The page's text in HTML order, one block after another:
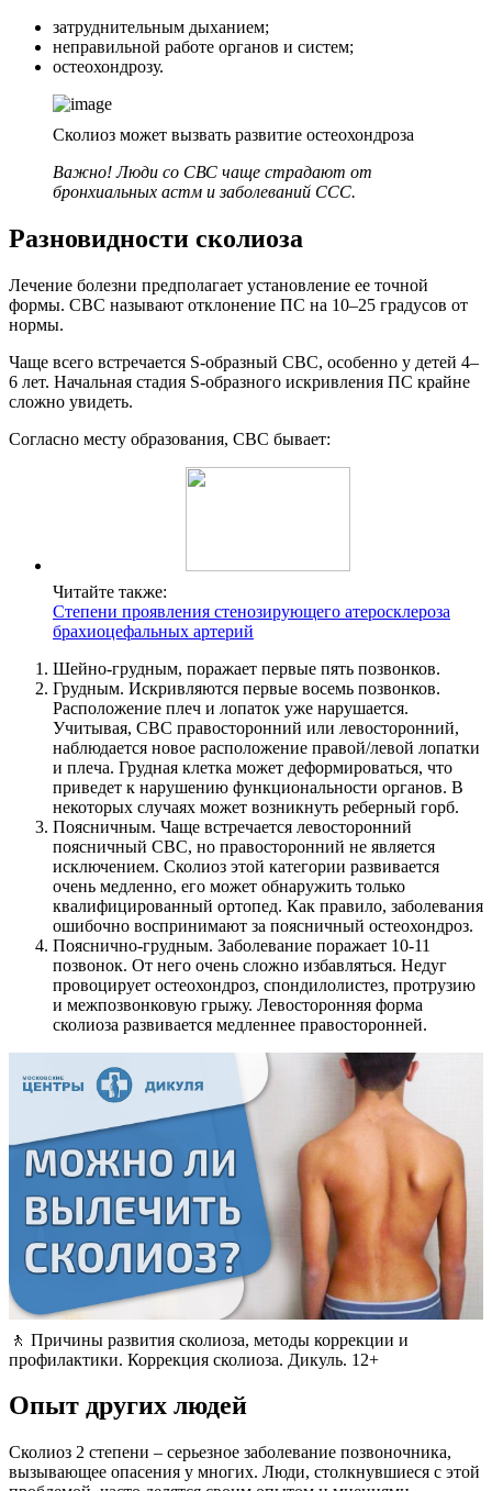
затруднительным дыханием;
неправильной работе органов и систем;
остеохондрозу.
Сколиоз может вызвать развитие остеохондроза
Важно! Люди со СВС чаще страдают от
бронхиальных астм и заболеваний ССС.
Разновидности сколиоза
Лечение болезни предполагает установление ее точной
формы. СВС называют отклонение ПС на 10–25 градусов от
нормы.
Чаще всего встречается S-образный СВС, особенно у детей 4–
6 лет. Начальная стадия S-образного искривления ПС крайне
сложно увидеть.
Согласно месту образования, СВС бывает:
Читайте также:
Степени проявления стенозирующего атеросклероза
брахиоцефальных артерий
Шейно-грудным, поражает первые пять позвонков.
Грудным. Искривляются первые восемь позвонков.
Расположение плеч и лопаток уже нарушается.
Учитывая, СВС правосторонний или левосторонний,
наблюдается новое расположение правой/левой лопатки
и плеча. Грудная клетка может деформироваться, что
приведет к нарушению функциональности органов. В
некоторых случаях может возникнуть реберный горб.
Поясничным. Чаще встречается левосторонний
поясничный СВС, но правосторонний не является
исключением. Сколиоз этой категории развивается
очень медленно, его может обнаружить только
квалифицированный ортопед. Как правило, заболевания
ошибочно воспринимают за поясничный остеохондроз.
Пояснично-грудным. Заболевание поражает 10-11
позвонок. От него очень сложно избавляться. Недуг
провоцирует остеохондроз, спондилолистез, протрузию
и межпозвонковую грыжу. Левосторонняя форма
сколиоза развивается медленнее правосторонней.
🚶 Причины развития сколиоза, методы коррекции и
профилактики. Коррекция сколиоза. Дикуль. 12+
Опыт других людей
Сколиоз 2 степени – серьезное заболевание позвоночника,
вызывающее опасения у многих. Люди, столкнувшиеся с этой